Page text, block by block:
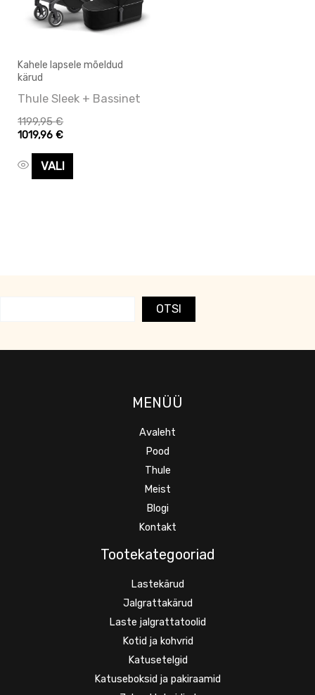
Kahele lapsele mõeldud
kärud
Thule Sleek + Bassinet
1199,95€
1019,96€
VALI
varianti.
Valikuid
tootelehel.
OTSI
MENÜÜ
Avaleht
Pood
Thule
Meist
Blogi
Kontakt
Tootekategooriad
Lastekärud
Jalgrattakärud
Laste jalgrattatoolid
Kotid ja kohvrid
Katusetelgid
Katuseboksid ja pakiraamid